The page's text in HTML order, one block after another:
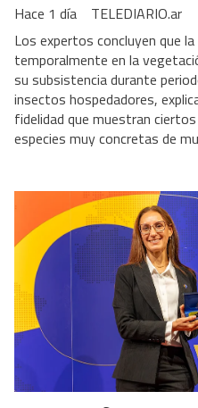
TELEDIARIO.ar
Hace 1 día
Los expertos concluyen que
temporalmente en la
su subsistencia durante
insectos hospedadores,
fidelidad que muestran
especies muy concretas de